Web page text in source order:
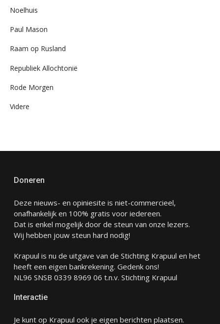
Noelhuis
Paul Mason
Raam op Rusland
Republiek Allochtonië
Rode Morgen
Videre
Doneren
Deze nieuws- en opiniesite is niet-commercieel,
onafhankelijk en 100% gratis voor iedereen.
Dat is enkel mogelijk door de steun van onze lezers.
Wij hebben jouw steun hard nodig!
Krapuul is nu de uitgave van de Stichting Krapuul en het
heeft een eigen bankrekening. Gedenk ons!
NL96 SNSB 0339 8969 06 t.n.v. Stichting Krapuul
Interactie
Je kunt op Krapuul ook je eigen berichten plaatsen.